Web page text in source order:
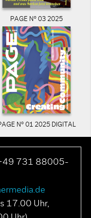
PAGE N° 03 2025
N° 01 2025 DIGITAL
731 88005-
17.00 Uhr,